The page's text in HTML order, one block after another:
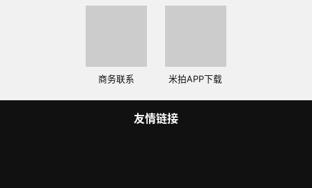
商务联系 米拍APP下载
友情链接